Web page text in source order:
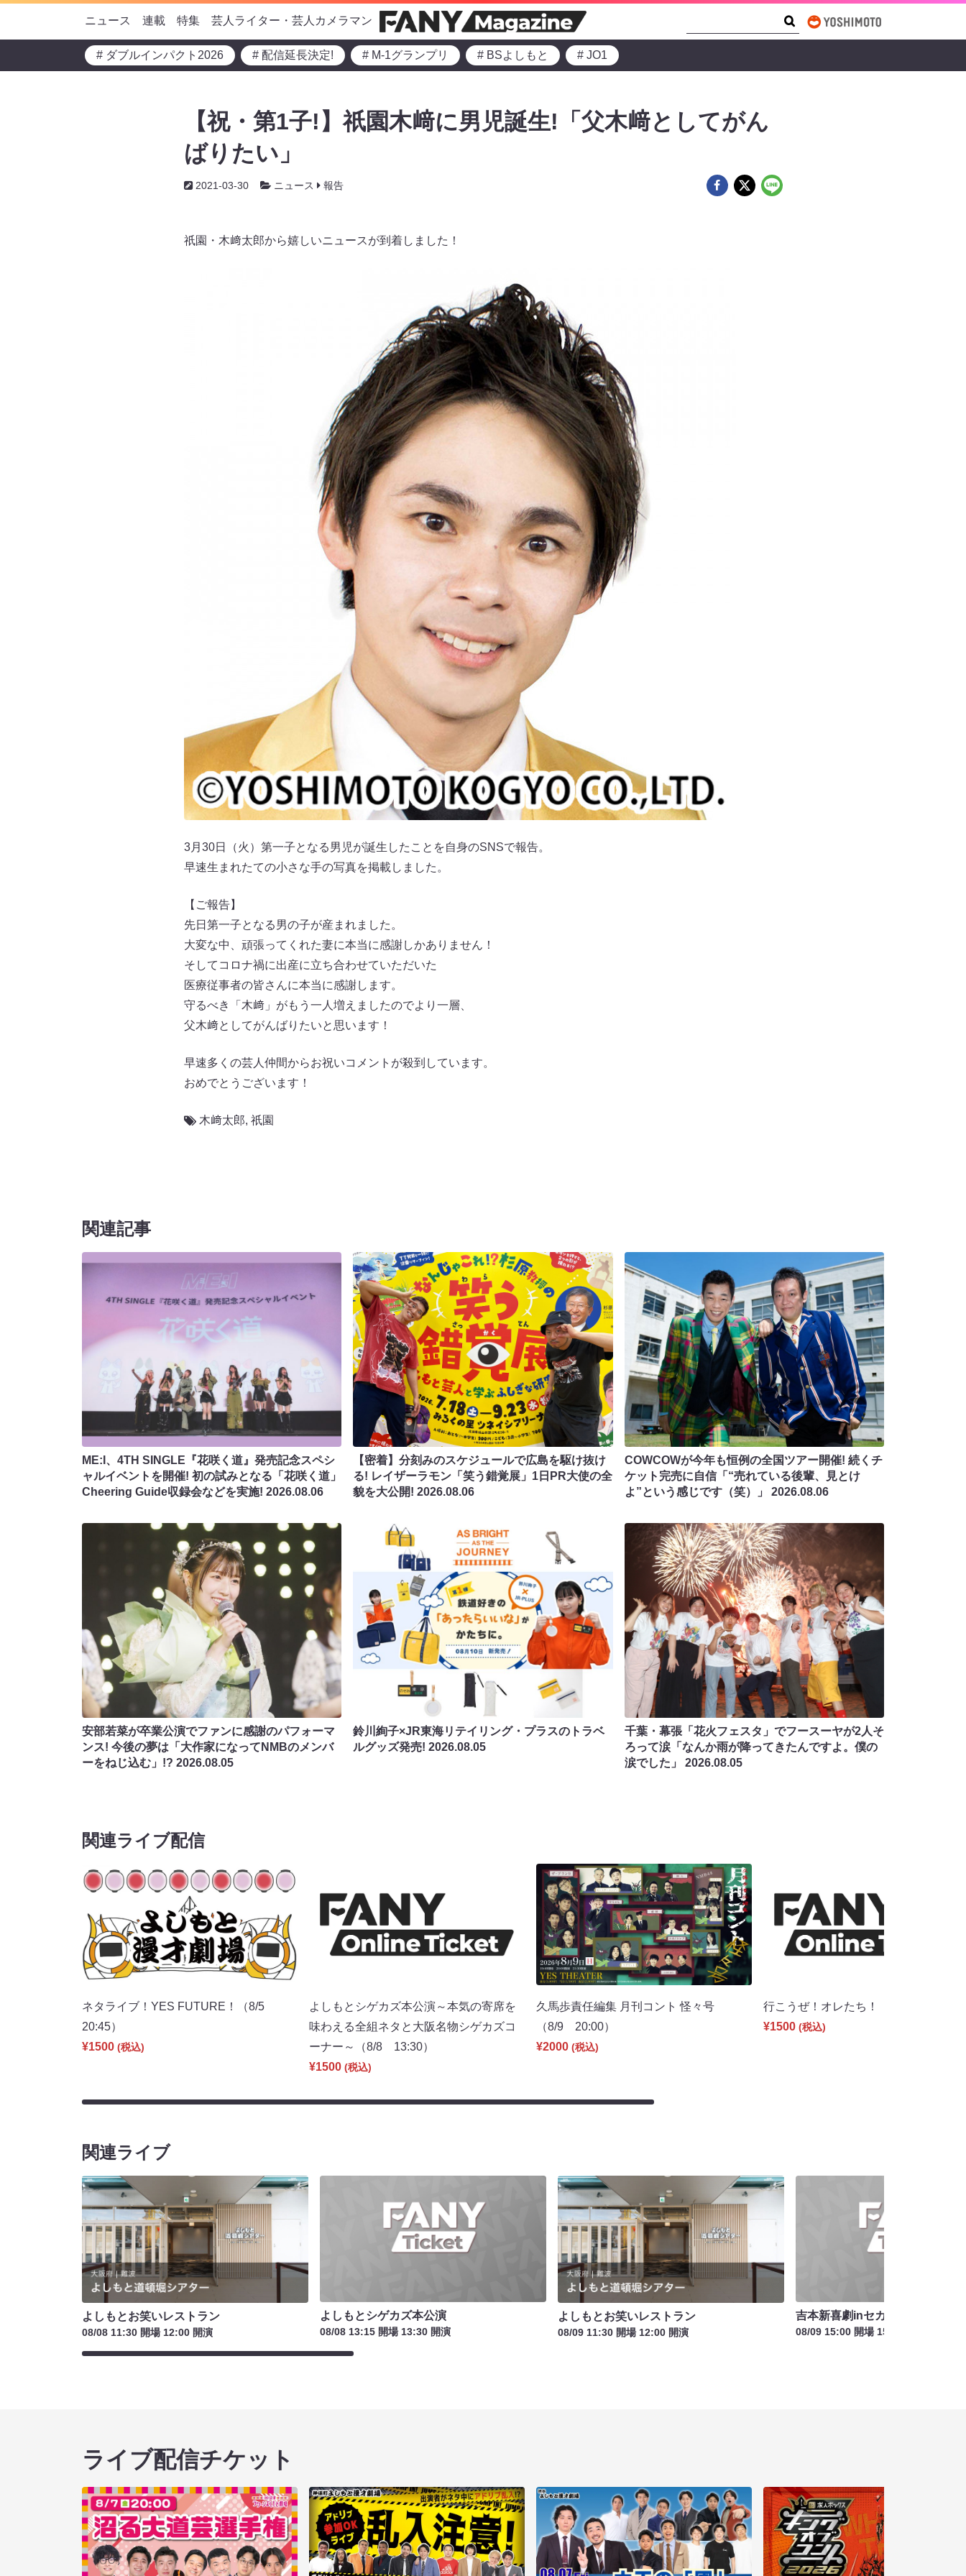
ニュース 連載 特集 芸人ライター・芸人カメラマン
# ダブルインパクト2026 # 配信延長決定! # M-1グランプリ # BSよしもと # JO1
【祝・第1子!】祇園木﨑に男児誕生!「父木﨑としてがん
ばりたい」
2021-03-30 ニュース 報告
祇園・木﨑太郎から嬉しいニュースが到着しました！
3月30日（火）第一子となる男児が誕生したことを自身のSNSで報告。
早速生まれたての小さな手の写真を掲載しました。
【ご報告】
先日第一子となる男の子が産まれました。
大変な中、頑張ってくれた妻に本当に感謝しかありません！
そしてコロナ禍に出産に立ち合わせていただいた
医療従事者の皆さんに本当に感謝します。
守るべき「木﨑」がもう一人増えましたのでより一層、
父木﨑としてがんばりたいと思います！
早速多くの芸人仲間からお祝いコメントが殺到しています。
おめでとうございます！
木﨑太郎, 祇園
関連記事
ME:I、4TH SINGLE『花咲く道』発売記念スペシ
ャルイベントを開催! 初の試みとなる「花咲く道」
Cheering Guide収録会などを実施! 2026.08.06
【密着】分刻みのスケジュールで広島を駆け抜け
る! レイザーラモン「笑う錯覚展」1日PR大使の全
貌を大公開!2026.08.06
COWCOWが今年も恒例の全国ツアー開催! 続くチ
ケット完売に自信「“売れている後輩、見とけ
よ”という感じです（笑）」 2026.08.06
安部若菜が卒業公演でファンに感謝のパフォーマ
ンス! 今後の夢は「大作家になってNMBのメンバ
ーをねじ込む」!? 2026.08.05
鈴川絢子×JR東海リテイリング・プラスのトラベ
ルグッズ発売!2026.08.05
千葉・幕張「花火フェスタ」でフースーヤが2人そ
ろって涙「なんか雨が降ってきたんですよ。僕の
涙でした」 2026.08.05
関連ライブ配信
ネタライブ！YES FUTURE！（8/5
20:45）
¥1500 (税込)
よしもとシゲカズ本公演～本気の寄席を
味わえる全組ネタと大阪名物シゲカズコ
ーナー～（8/8 13:30）
¥1500 (税込)
久馬歩責任編集 月刊コント 怪々号
（8/9 20:00）
¥2000 (税込)
行こうぜ！オレたち！（8/14 17:00）
¥1500 (税込)
関連ライブ
よしもとお笑いレストラン
08/08 11:30 開場 12:00 開演
よしもとシゲカズ本公演
08/08 13:15 開場 13:30 開演
よしもとお笑いレストラン
08/09 11:30 開場 12:00 開演
吉本新喜劇inセカンドシアター
08/09 15:00 開場 15:30 開演
ライブ配信チケット